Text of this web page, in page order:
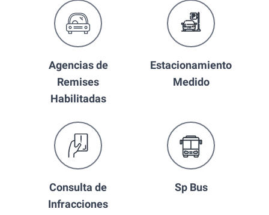
Agencias de
Remises
Habilitadas
Estacionamiento
Medido
Consulta de
Infracciones
Sp Bus